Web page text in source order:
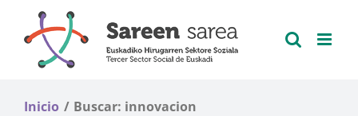
contenido
Inicio Buscar: innovacion